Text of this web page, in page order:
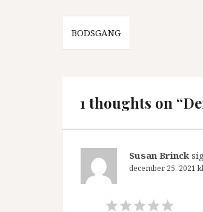
Indlægsnavigation
BODSGANG
1 thoughts on
Susan Brinck
december 25, 2021